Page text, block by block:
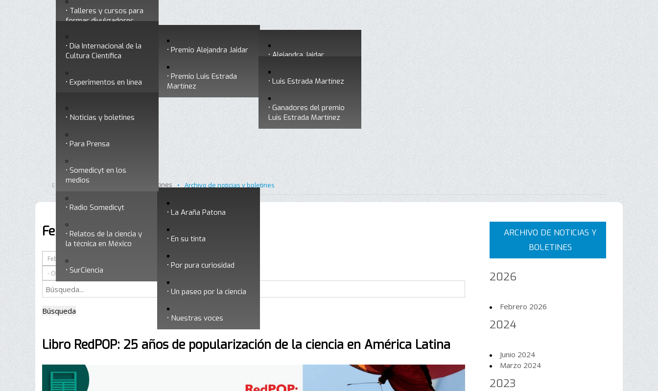
Historia
Premios a divulgadores Premio Alejandra Jaidar Alejandra Jaidar
Ganadores del premio
Premio Luis Estrada
Martínez
Luis Estrada Martínez
Ganadores del premio
Luis Estrada Martínez
Talleres y cursos para
formar divulgadores
Otros servicios
Divulgación
Día Internacional de la
Cultura Científica
Experimentos en línea
Ciencia y Tecnología
Nuestra ciencia
responde
Radio Somedicyt La Araña Patona
En su tinta
Por pura curiosidad
Un paseo por la ciencia
Nuestras voces
Relatos de la ciencia y
la técnica en México
SurCiencia
Noticias
Noticias y boletines
Para Prensa
Somedicyt en los
medios
Está aquí: Inicio Noticias y boletines • Archivo de noticias y boletines
Febrero 2016
Búsqueda
Libro RedPOP: 25 años de popularización de la ciencia en América Latina
ARCHIVO DE NOTICIAS Y
BOLETINES
2026
Febrero 2026
2024
Junio 2024
Marzo 2024
2023